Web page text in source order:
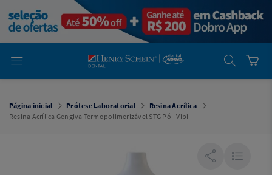
Dental
Cremer -
Henry Schein
Laboratório
Laboratório
Cremer -
Henry Schein
Página inicial Prótese Laboratorial
Resina Acrílica
Resina Acrílica Gengiva Termopolimerizável STG Pó - Vipi